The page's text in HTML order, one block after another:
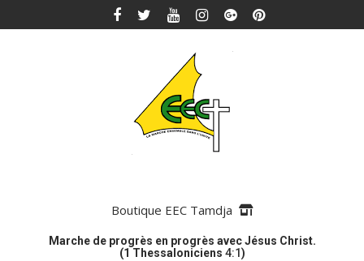
to
Boutique EEC Tamdja
Marche de progrès en progrès avec Jésus Christ.
(1 Thessaloniciens 4:1)